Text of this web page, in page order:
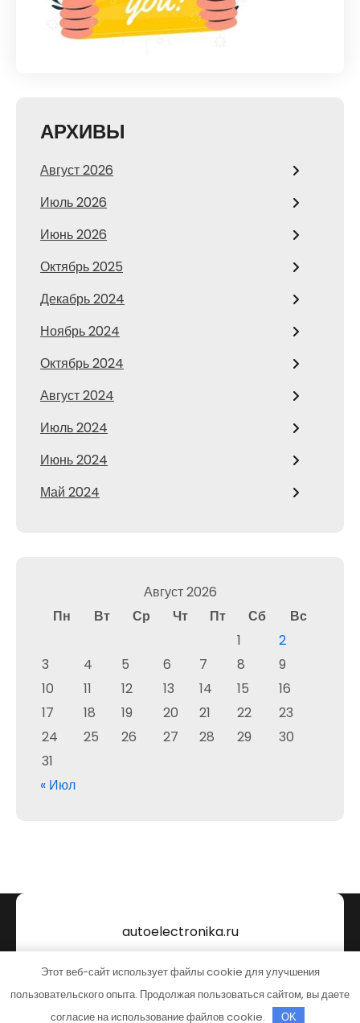
АРХИВЫ
Август 2026
Июль 2026
Июнь 2026
Октябрь 2025
Декабрь 2024
Ноябрь 2024
Октябрь 2024
Август 2024
Июль 2024
Июнь 2024
Май 2024
Август 2026
Пн
Вт Ср Чт Пт Сб
Вс
1
2
3
4 5 6 7 8
9
10
11 12 13 14 15
16
17
18 19 20 21 22
23
24
25 26 27 28 29
30
31
« Июл
autoelectronika.ru
Тема от Grace Themes
Этот веб-сайт использует файлы cookie для улучшения
пользовательского опыта. Продолжая пользоваться сайтом, вы даете
согласие на использование файлов cookie.
OK